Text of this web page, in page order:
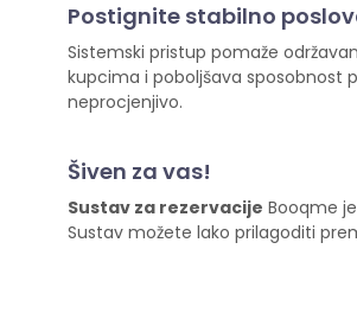
Postignite stabilno
Sistemski pristup pomaže
kupcima i poboljšava sposobnost
neprocjenjivo.
Šiven za vas!
Sustav za rezervacije Booqme
Sustav možete lako prilagoditi